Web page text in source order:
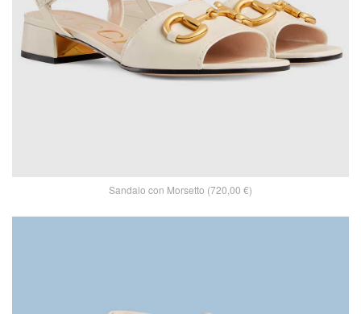
Sandalo con Morsetto (720,00 €)